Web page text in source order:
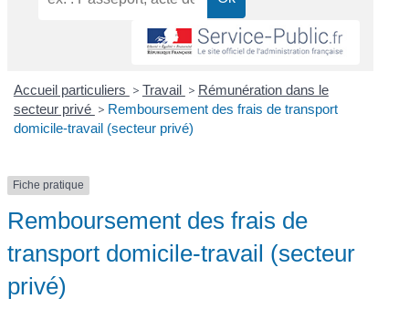
Accueil particuliers > Travail > Rémunération dans le
secteur privé > Remboursement des frais de transport
domicile-travail (secteur privé)
Fiche pratique
Remboursement des frais de
transport domicile-travail (secteur
privé)